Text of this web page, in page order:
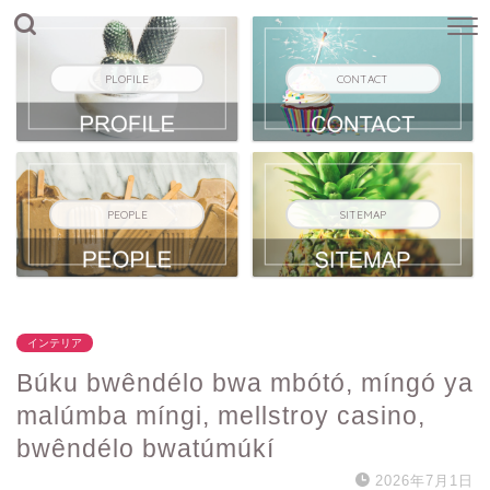
PLOFILE CONTACT
PEOPLE SITEMAP
インテリア
Búku bwêndélo bwa mbótó, míngó ya
malúmba míngi, mellstroy casino,
bwêndélo bwatúmúkí
2026年7月1日